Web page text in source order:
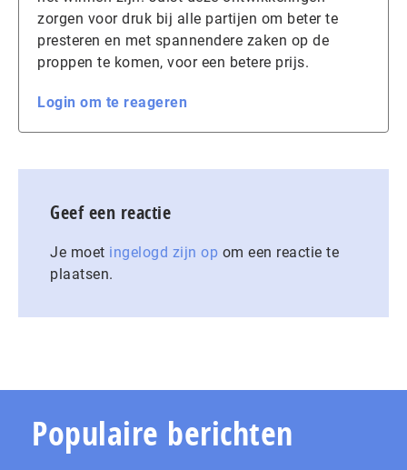
zorgen voor druk bij alle partijen om beter te
presteren en met spannendere zaken op de
proppen te komen, voor een betere prijs.
Login om te reageren
Geef een reactie
Je moet ingelogd zijn op om een reactie te
plaatsen.
Populaire berichten